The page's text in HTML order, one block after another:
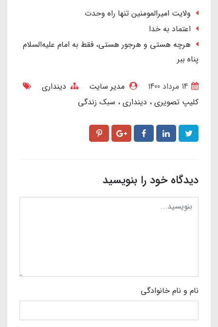
ولایت امیرالمومنین تنها راه وحدت
اعتماد به خدا
هرچه هستی و هرجور هستی، فقط به امام علیه‌السلام
پناه ببر
مدیر سایت
دینداری
کلیپ تصویری
دینداری سبک زندگی
دیدگاه خود را بنویسید
نام و نام خانوادگی